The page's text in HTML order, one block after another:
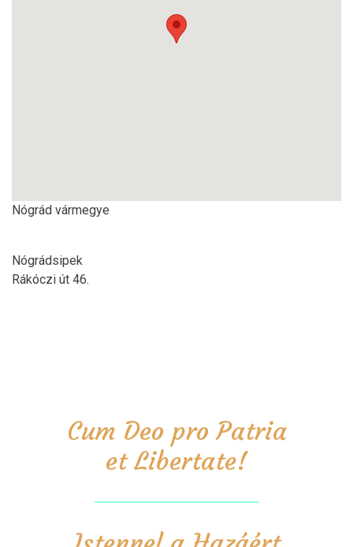
Nógrád vármegye
Nógrádsipek
Rákóczi út 46.
Cum Deo pro Patria
et Libertate!